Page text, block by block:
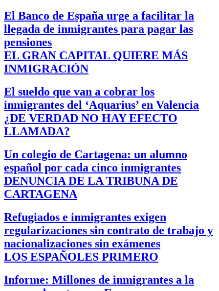
El Banco de España urge a facilitar la
llegada de inmigrantes para pagar las
pensiones
EL GRAN CAPITAL QUIERE MÁS
INMIGRACIÓN
El sueldo que van a cobrar los
inmigrantes del ‘Aquarius’ en Valencia
¿DE VERDAD NO HAY EFECTO
LLAMADA?
Un colegio de Cartagena: un alumno
español por cada cinco inmigrantes
DENUNCIA DE LA TRIBUNA DE
CARTAGENA
Refugiados e inmigrantes exigen
regularizaciones sin contrato de trabajo y
nacionalizaciones sin exámenes
LOS ESPAÑOLES PRIMERO
Informe: Millones de inmigrantes a la